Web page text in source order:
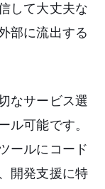
して大丈夫な
部に流出する
なサービス選
ル可能です。
ールにコード
開発支援に特